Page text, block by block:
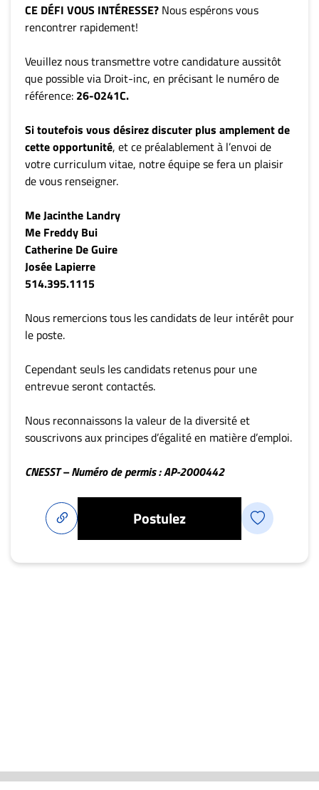
CE DÉFI VOUS INTÉRESSE? Nous espérons vous
rencontrer rapidement!
Veuillez nous transmettre votre candidature aussitôt
que possible via Droit-inc, en précisant le numéro de
référence: 26-0241C.
Si toutefois vous désirez discuter plus amplement de
cette opportunité, et ce préalablement à l’envoi de
votre curriculum vitae, notre équipe se fera un plaisir
de vous renseigner.
Me Jacinthe Landry
Me Freddy Bui
Catherine De Guire
Josée Lapierre
514.395.1115
Nous remercions tous les candidats de leur intérêt pour
le poste.
Cependant seuls les candidats retenus pour une
entrevue seront contactés.
Nous reconnaissons la valeur de la diversité et
souscrivons aux principes d’égalité en matière d’emploi.
CNESST – Numéro de permis : AP-2000442
Postulez